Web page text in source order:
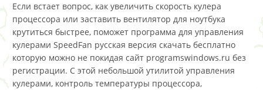
Если встает вопрос, как увеличить скорость кулера
процессора или заставить вентилятор для ноутбука
крутиться быстрее, поможет программа для управления
кулерами SpeedFan русская версия скачать бесплатно
которую можно не покидая сайт programswindows.ru без
регистрации. С этой небольшой утилитой управления
кулерами, контроль температуры процессора,